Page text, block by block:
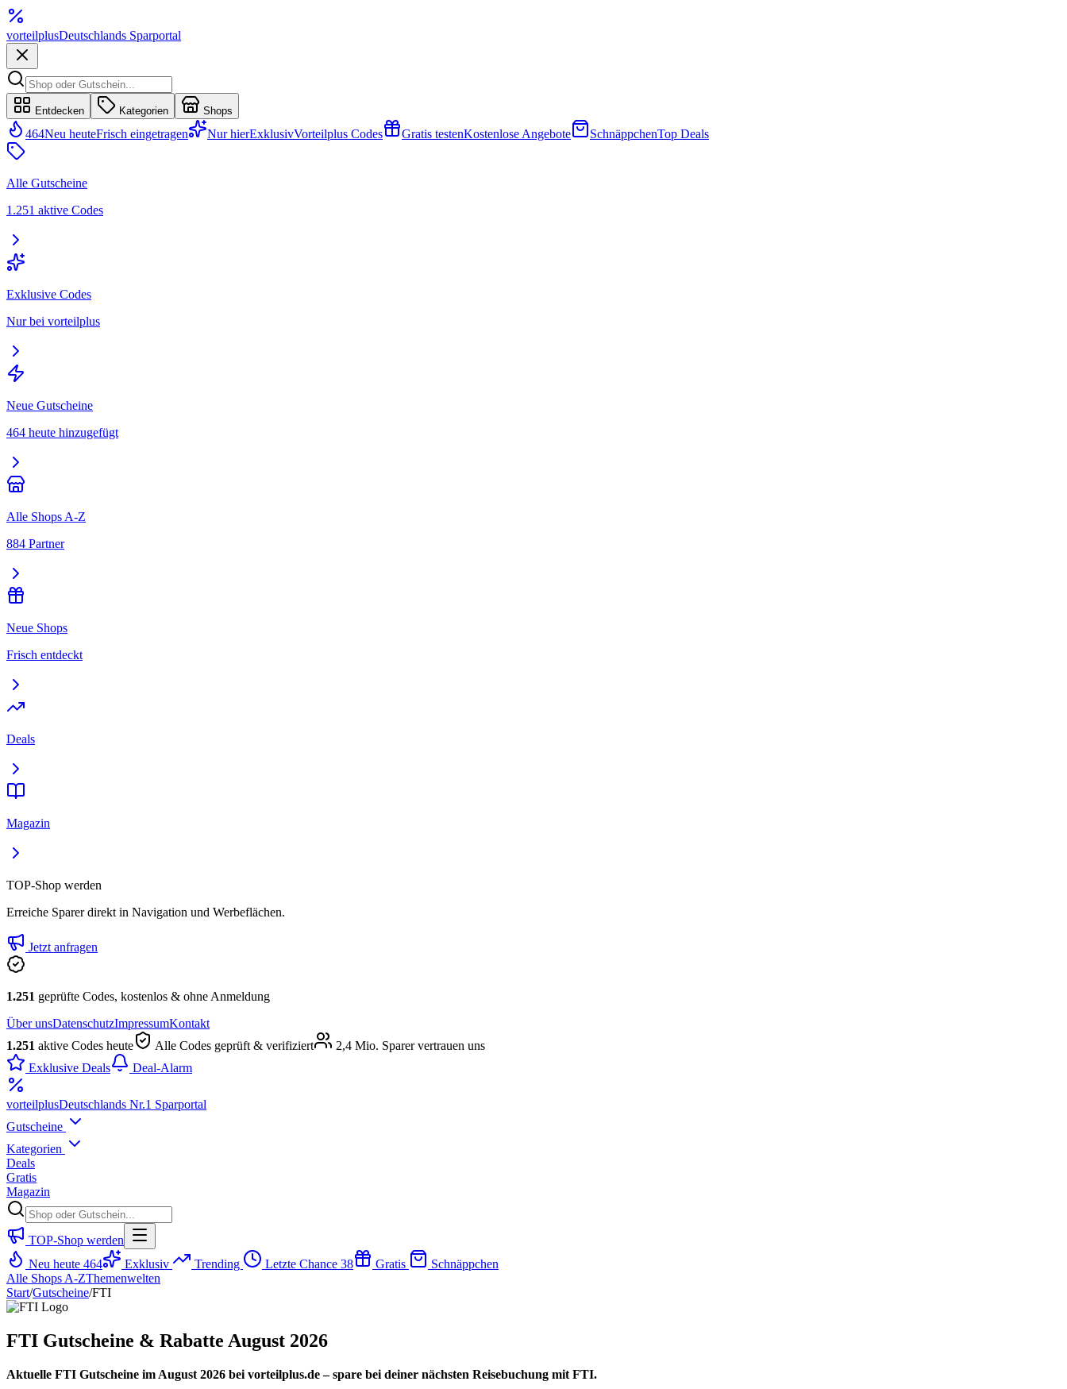
vorteilplusDeutschlands Sparportal
Entdecken Kategorien Shops
464Neu heuteFrisch eingetragen Nur hierExklusivVorteilplus Codes Gratis testenKostenlose Angebote SchnäppchenTop Deals
Alle Gutscheine
1.251 aktive Codes
Exklusive Codes
Nur bei vorteilplus
Neue Gutscheine
464 heute hinzugefügt
Alle Shops A-Z
884 Partner
Neue Shops
Frisch entdeckt
Deals
Magazin
TOP-Shop werden
Erreiche Sparer direkt in Navigation und Werbeflächen.
Jetzt anfragen
1.251 geprüfte Codes, kostenlos & ohne Anmeldung
Über unsDatenschutzImpressumKontakt
1.251 aktive Codes heute Alle Codes geprüft & verifiziert
2,4 Mio. Sparer vertrauen uns
Exklusive Deals
Deal-Alarm
vorteilplusDeutschlands Nr.1 Sparportal
Gutscheine
Kategorien
Deals
Gratis
Magazin
TOP-Shop werden
Neu heute 464 Exklusiv Trending Letzte Chance 38 Gratis
Schnäppchen
Alle Shops A-ZThemenwelten
Start/Gutscheine/FTI
FTI Gutscheine & Rabatte August 2026
Aktuelle FTI Gutscheine im August 2026 bei vorteilplus.de – spare bei deiner nächsten Reisebuchung mit FTI.